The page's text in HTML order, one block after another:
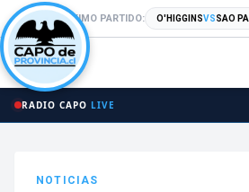
PRÓXIMO PARTIDO: O'HIGGINSVSSAO
RADIO CAPO LIVE
NOTICIAS